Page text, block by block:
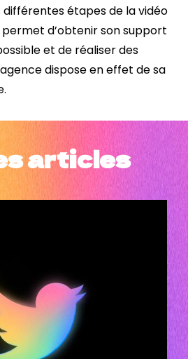
étapes de la vidéo
d’obtenir son support
et de réaliser des
dispose en effet de sa
articles